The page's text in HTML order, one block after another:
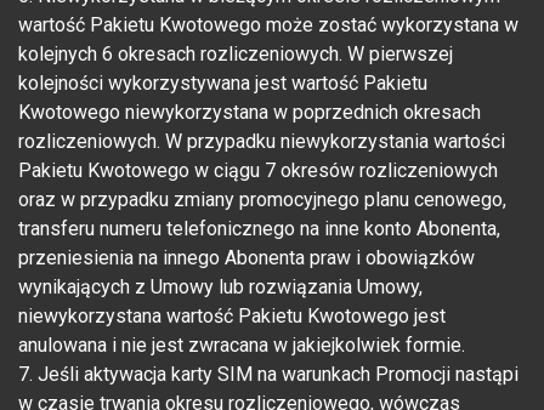
wartość Pakietu Kwotowego może zostać wykorzystana w
kolejnych 6 okresach rozliczeniowych. W pierwszej
kolejności wykorzystywana jest wartość Pakietu
Kwotowego niewykorzystana w poprzednich okresach
rozliczeniowych. W przypadku niewykorzystania wartości
Pakietu Kwotowego w ciągu 7 okresów rozliczeniowych
oraz w przypadku zmiany promocyjnego planu cenowego,
transferu numeru telefonicznego na inne konto Abonenta,
przeniesienia na innego Abonenta praw i obowiązków
wynikających z Umowy lub rozwiązania Umowy,
niewykorzystana wartość Pakietu Kwotowego jest
anulowana i nie jest zwracana w jakiejkolwiek formie.
7. Jeśli aktywacja karty SIM na warunkach Promocji nastąpi
w czasie trwania okresu rozliczeniowego, wówczas